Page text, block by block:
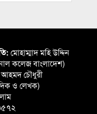
মোহাম্মাদ মহি উদ্দিন
কলেজ বাংলাদেশ)
চৌধুরী
ও লেখক)